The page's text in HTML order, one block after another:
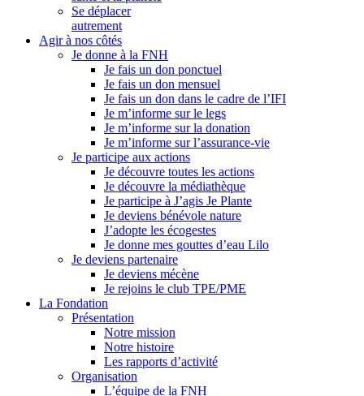
Se déplacer
autrement
Agir à nos côtés
Je donne à la FNH
Je fais un don ponctuel
Je fais un don mensuel
Je fais un don dans le cadre de l’IFI
Je m’informe sur le legs
Je m’informe sur la donation
Je m’informe sur l’assurance-vie
Je participe aux actions
Je découvre toutes les actions
Je découvre la médiathèque
Je participe à J’agis Je Plante
Je deviens bénévole nature
J’adopte les écogestes
Je donne mes gouttes d’eau Lilo
Je deviens partenaire
Je deviens mécène
Je rejoins le club TPE/PME
La Fondation
Présentation
Notre mission
Notre histoire
Les rapports d’activité
Organisation
L’équipe de la FNH